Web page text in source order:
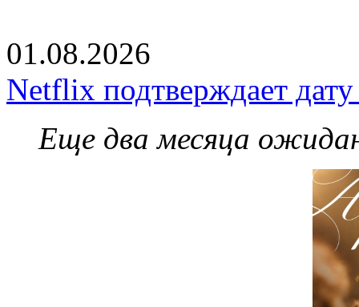
01.08.2026
Netflix подтверждает
Еще два месяца